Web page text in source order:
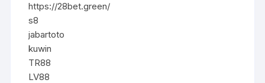
https://28bet.green/
s8
jabartoto
kuwin
TR88
LV88